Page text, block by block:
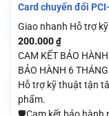
Card chuyển đổi
Giao nhanh Hỗ trợ
200.000 ₫
CAM KẾT BẢO
BẢO HÀNH 6 THÁNG
Hỗ trợ kỹ thuật tận
phẩm.
🛡️Cam kết bảo hành